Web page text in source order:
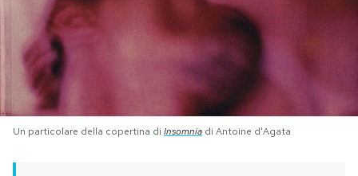
PODCAST
NEWSLETTER
I MIEI PREFERITI
Un particolare della copertina di Insomnia di Antoine d'Agata